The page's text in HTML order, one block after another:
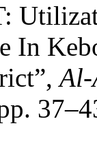
In
Al-